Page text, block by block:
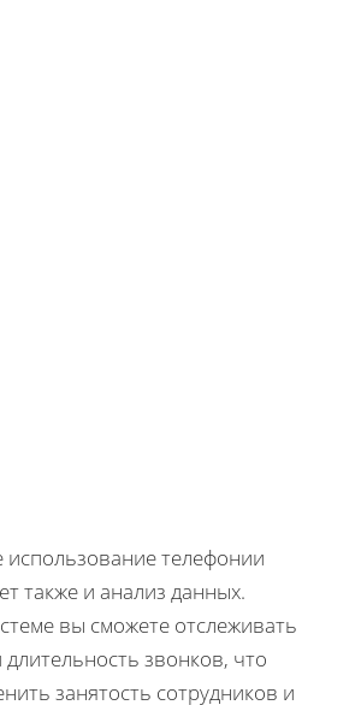
телефонии
также и анализ данных.
вы сможете отслеживать
длительность звонков, что
занятость сотрудников и